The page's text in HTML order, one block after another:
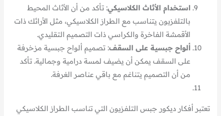
استخدام الأثاث الكلاسيكي: تأكد من أن الأثاث المحيط
بالتلفزيون يتناسب مع الطراز الكلاسيكي، مثل الأرائك ذات
الأقمشة الفاخرة والكراسي ذات التصميم التقليدي.
ألواح جبسية على السقف: تصميم ألواح جبسية مزخرفة
على السقف يمكن أن يضيف لمسة درامية وجمالية. تأكد
من أن التصميم يتناغم مع باقي عناصر الغرفة.
تعتبر أفكار ديكور جبس التلفزيون التي تناسب الطراز الكلاسيكي